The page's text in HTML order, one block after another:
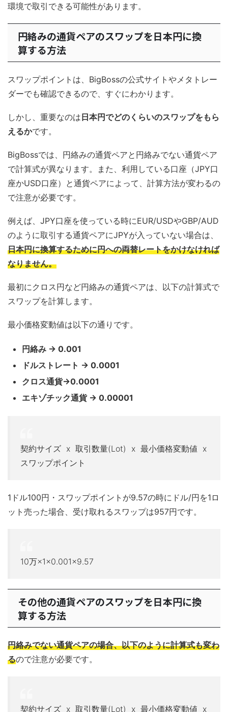
環境で取引できる可能性があります。
円絡みの通貨ペアのスワップを日本円に換
算する方法
スワップポイントは、BigBossの公式サイトやメタトレー
ダーでも確認できるので、すぐにわかります。
しかし、重要なのは日本円でどのくらいのスワップをもら
えるかです。
BigBossでは、円絡みの通貨ペアと円絡みでない通貨ペア
で計算式が異なります。また、利用している口座（JPY口
座かUSD口座）と通貨ペアによって、計算方法が変わるの
で注意が必要です。
例えば、JPY口座を使っている時にEUR/USDやGBP/AUD
のように取引する通貨ペアにJPYが入っていない場合は
日本円に換算するために円への両替レートをかけなければ
なりません。
最初にクロス円など円絡みの通貨ペアは、以下の計算式で
スワップを計算します。
最小価格変動値は以下の通りです。
円絡み → 0.001
ドルストレート → 0.0001
クロス通貨→0.0001
エキゾチック通貨 → 0.00001
契約サイズ x 取引数量(Lot) x 最小価格変動値 x
スワップポイント
1ドル100円・スワップポイントが9.57の時にドル/円を1ロ
ット売った場合、受け取れるスワップは957円です。
10万×1×0.001×9.57
その他の通貨ペアのスワップを日本円に換
算する方法
円絡みでない通貨ペアの場合、以下のように計算式も変わ
るので注意が必要です。
契約サイズ x 取引数量(Lot) x 最小価格変動値 x